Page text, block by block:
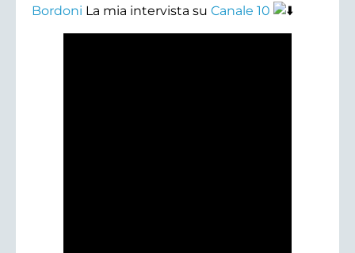
Bordoni La mia intervista su Canale 10